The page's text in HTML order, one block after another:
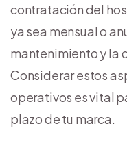
contratación del
ya sea mensual o
mantenimiento y la
Considerar estos
operativos es vital
plazo de tu marca.